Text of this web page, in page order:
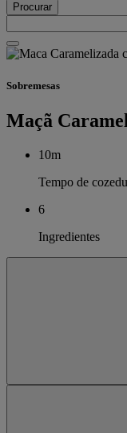
Procurar
Sobremesas
Maçã
10m
Tempo de
6
Ingredientes